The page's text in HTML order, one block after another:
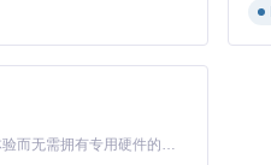
基于Python的Xiaozhi AI，适用于想要完整Xiaozhi体验而无需拥有专用硬件的用户。